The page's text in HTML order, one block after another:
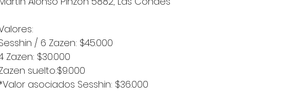
/ 6 Zazen: $45.000
Zazen: $30.000
suelto:$9.000
asociados Sesshin: $36.000